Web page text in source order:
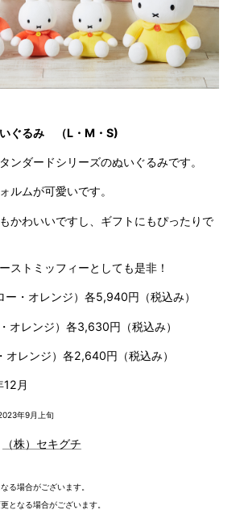
ぐるみ （L・M・S)
ンダードシリーズのぬいぐるみです。
ルムが可愛いです。
かわいいですし、ギフトにもぴったりで
ストミッフィーとしても是非！
ー・オレンジ）各5,940円（税込み）
オレンジ）各3,630円（税込み）
オレンジ）各2,640円（税込み）
月
年9月上旬
（株）セキグチ
る場合がございます。
となる場合がございます。